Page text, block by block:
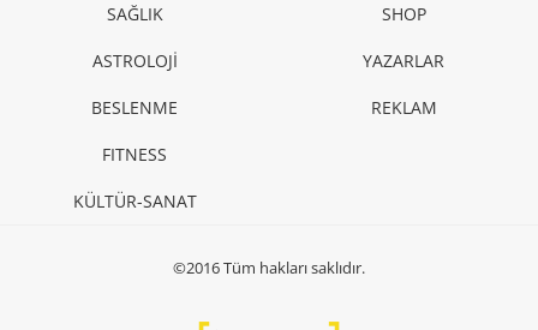
SAĞLIK
ASTROLOJİ
BESLENME
FITNESS
KÜLTÜR-SANAT
SHOP
YAZARLAR
REKLAM
©2016 Tüm hakları saklıdır.